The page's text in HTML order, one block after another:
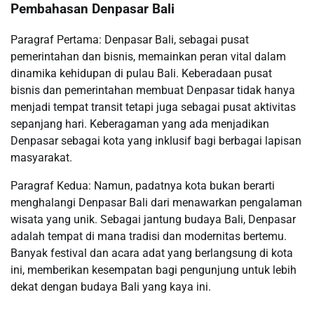
Pembahasan Denpasar Bali
Paragraf Pertama: Denpasar Bali, sebagai pusat
pemerintahan dan bisnis, memainkan peran vital dalam
dinamika kehidupan di pulau Bali. Keberadaan pusat
bisnis dan pemerintahan membuat Denpasar tidak hanya
menjadi tempat transit tetapi juga sebagai pusat aktivitas
sepanjang hari. Keberagaman yang ada menjadikan
Denpasar sebagai kota yang inklusif bagi berbagai lapisan
masyarakat.
Paragraf Kedua: Namun, padatnya kota bukan berarti
menghalangi Denpasar Bali dari menawarkan pengalaman
wisata yang unik. Sebagai jantung budaya Bali, Denpasar
adalah tempat di mana tradisi dan modernitas bertemu.
Banyak festival dan acara adat yang berlangsung di kota
ini, memberikan kesempatan bagi pengunjung untuk lebih
dekat dengan budaya Bali yang kaya ini.